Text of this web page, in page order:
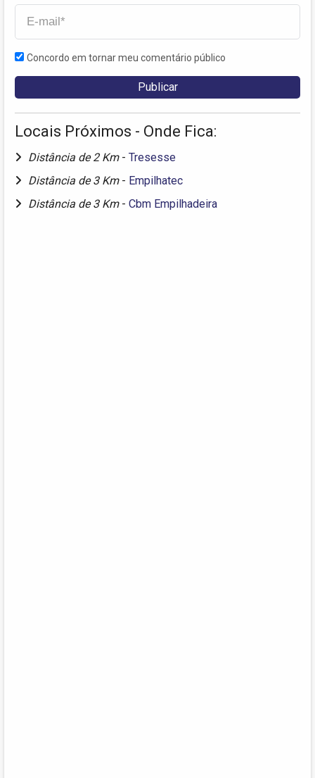
Concordo em tornar meu comentário público
Locais Próximos - Onde Fica:
Distância de 2 Km - Tresesse
Distância de 3 Km - Empilhatec
Distância de 3 Km - Cbm Empilhadeira